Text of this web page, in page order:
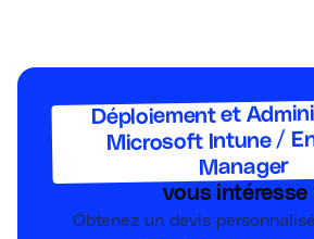
Déploiement et
Microsoft Intune /
Manager
vous intéresse
Obtenez un devis